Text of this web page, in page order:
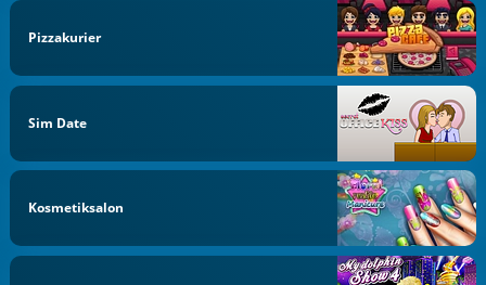
Pizzakurier
Sim Date
Kosmetiksalon